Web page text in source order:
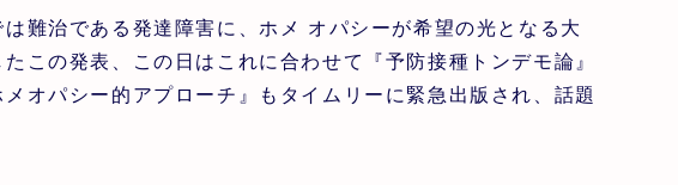
難治である発達障害に、ホメ オパシーが希望の光となる大
この発表、この日はこれに合わせて『予防接種トンデモ論』
オパシー的アプローチ』もタイムリーに緊急出版され、話題